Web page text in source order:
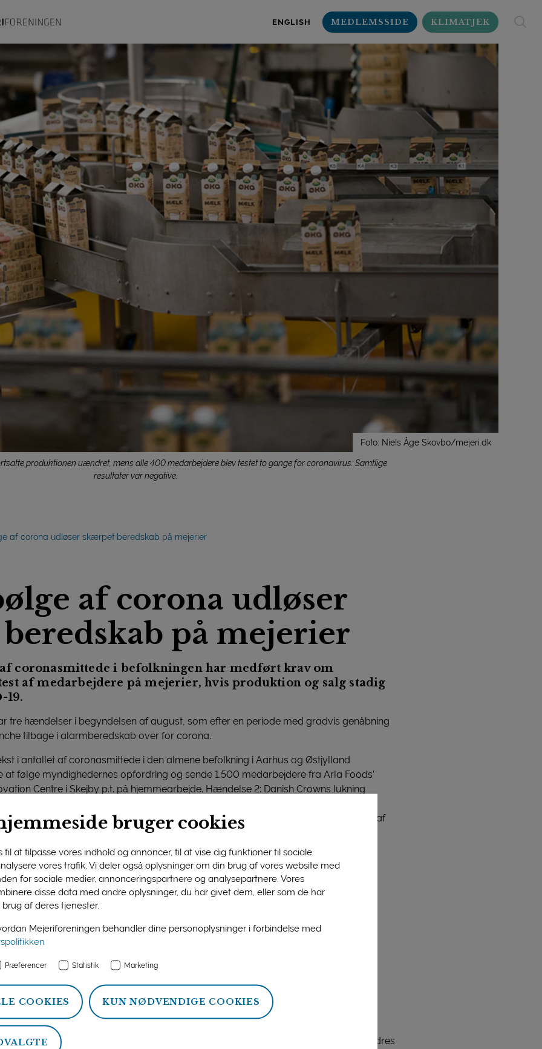
bruger cookies
til at tilpasse vores indhold og annoncer, til at vise dig funktioner til sociale
vores trafik. Vi deler også oplysninger om din brug af vores website med
for sociale medier, annonceringspartnere og analysepartnere. Vores
disse data med andre oplysninger, du har givet dem, eller som de har
af deres tjenester.
Mejeriforeningen behandler dine personoplysninger i forbindelse med
Præferencer Statistik Marketing
COOKIES KUN NØDVENDIGE COOKIES
ENGLISH MEDLEMSSIDE KLIMATJEK
Foto: Niels Åge Skovbo/mejeri.dk
produktionen uændret, mens alle 400 medarbejdere blev testet to gange for coronavirus. Samtlige
resultater var negative.
af corona udløser skærpet beredskab på mejerier
af corona udløser
på mejerier
coronasmittede i befolkningen har medført krav om
af medarbejdere på mejerier, hvis produktion og salg stadig
19.
tre hændelser i begyndelsen af august, som efter en periode med gradvis genåbning
tilbage i alarmberedskab over for corona.
i antallet af coronasmittede i den almene befolkning i Aarhus og Østjylland
følge myndighedernes opfordring og sende 1.500 medarbejdere fra Arla Foods’
Centre i Skejby p.t. på hjemmearbejde. Hændelse 2: Danish Crowns lukning
grundet hurtig smittespredning i virksomheden skabte frygt for lignende tilfælde på
COVID-19-prøve på Arla Foods’ mejeri i Hobro 10. august, som medførte to test af
Samtlige resultater var negative.
rigtig gode til at overholde hygiejnereglerne og passe på hinanden,” siger Åse
og Nordex Food, hvor den seneste coronaudvikling har resulteret i en
om at overholde såvel sundhedsmyndighedernes anbefalinger som egne
på Bornholms Andelsmejeri. Der har man desuden købt mundbind til
et krav til møder, der varer over 15 minutter. Desuden har man genetableret et
det blev sat i bero sidst i juni – som løbende vurderer coronasituationen og dens
mejeri.
vi laver, kan vi ikke gardere os 100 procent. Desuden kan retningslinjerne ændres